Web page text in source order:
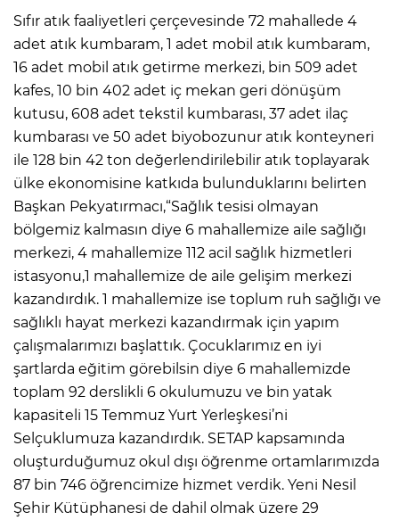
Sıfır atık faaliyetleri çerçevesinde 72 mahallede 4
adet atık kumbaram, 1 adet mobil atık kumbaram,
16 adet mobil atık getirme merkezi, bin 509 adet
kafes, 10 bin 402 adet iç mekan geri dönüşüm
kutusu, 608 adet tekstil kumbarası, 37 adet ilaç
kumbarası ve 50 adet biyobozunur atık konteyneri
ile 128 bin 42 ton değerlendirilebilir atık toplayarak
ülke ekonomisine katkıda bulunduklarını belirten
Başkan Pekyatırmacı,“Sağlık tesisi olmayan
bölgemiz kalmasın diye 6 mahallemize aile sağlığı
merkezi, 4 mahallemize 112 acil sağlık hizmetleri
istasyonu,1 mahallemize de aile gelişim merkezi
kazandırdık. 1 mahallemize ise toplum ruh sağlığı ve
sağlıklı hayat merkezi kazandırmak için yapım
çalışmalarımızı başlattık. Çocuklarımız en iyi
şartlarda eğitim görebilsin diye 6 mahallemizde
toplam 92 derslikli 6 okulumuzu ve bin yatak
kapasiteli 15 Temmuz Yurt Yerleşkesi’ni
Selçuklumuza kazandırdık. SETAP kapsamında
oluşturduğumuz okul dışı öğrenme ortamlarımızda
87 bin 746 öğrencimize hizmet verdik. Yeni Nesil
Şehir Kütüphanesi de dahil olmak üzere 29